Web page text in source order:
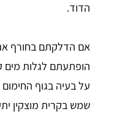
הדוד.
אם הדלקתם בחורף
הופתעתם לגלות מים
על בעיה בגוף
שמש בקרית מוצקין